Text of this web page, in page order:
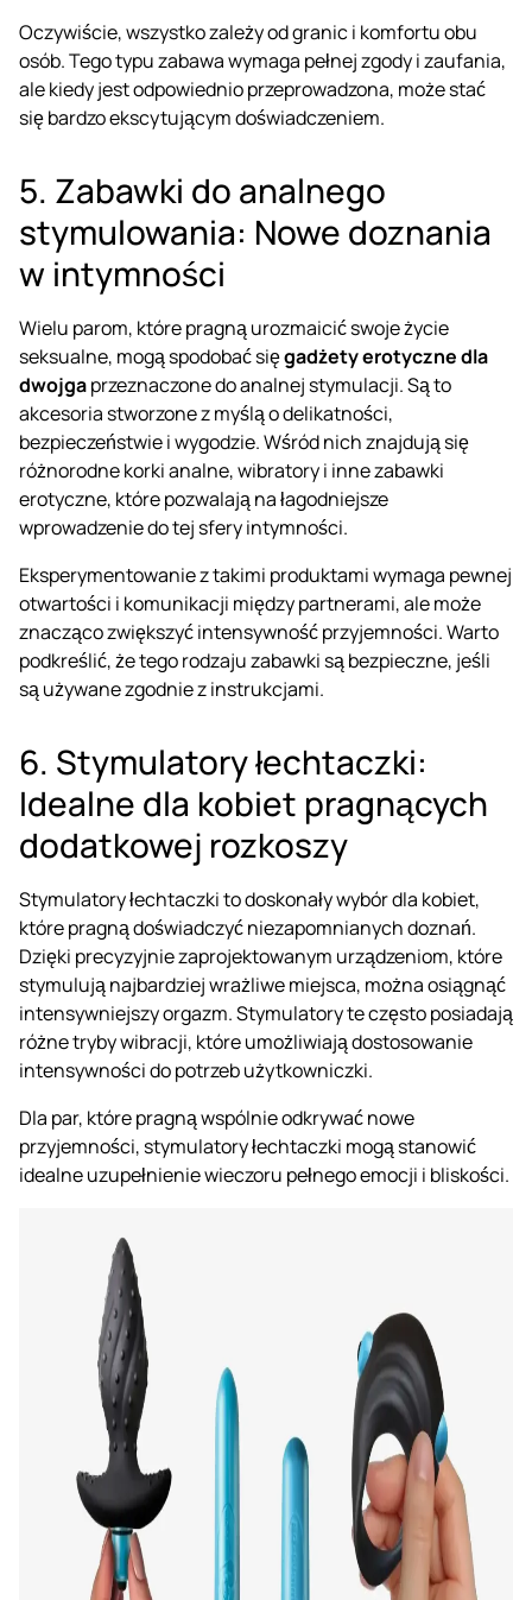
Oczywiście, wszystko zależy od granic i komfortu obu
osób. Tego typu zabawa wymaga pełnej zgody i zaufania,
ale kiedy jest odpowiednio przeprowadzona, może stać
się bardzo ekscytującym doświadczeniem.
5. Zabawki do analnego
stymulowania: Nowe doznania
w intymności
Wielu parom, które pragną urozmaicić swoje życie
seksualne, mogą spodobać sięgadżety erotyczne dla
dwojgaprzeznaczone do analnej stymulacji. Są to
akcesoria stworzone z myślą o delikatności,
bezpieczeństwie i wygodzie. Wśród nich znajdują się
różnorodnekorki analne,wibratoryi inne zabawki
erotyczne, które pozwalają na łagodniejsze
wprowadzenie do tej sfery intymności.
Eksperymentowanie z takimi produktami wymaga pewnej
otwartości i komunikacji między partnerami, ale może
znacząco zwiększyć intensywność przyjemności. Warto
podkreślić, że tego rodzaju zabawki są bezpieczne, jeśli
są używane zgodnie z instrukcjami.
6. Stymulatory łechtaczki:
Idealne dla kobiet pragnących
dodatkowej rozkoszy
Stymulatory łechtaczkito doskonały wybór dla kobiet,
które pragną doświadczyć niezapomnianych doznań.
Dzięki precyzyjnie zaprojektowanym urządzeniom, które
stymulują najbardziej wrażliwe miejsca, można osiągnąć
intensywniejszy orgazm. Stymulatory te często posiadają
różne tryby wibracji, które umożliwiają dostosowanie
intensywności do potrzeb użytkowniczki.
Dla par, które pragną wspólnie odkrywać nowe
przyjemności, stymulatory łechtaczki mogą stanowić
idealne uzupełnienie wieczoru pełnego emocji i bliskości.